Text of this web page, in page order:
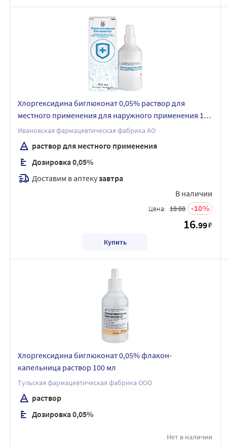
Хлоргексидина биглюконат 0,05% раствор для
местного применения для наружного применения 100
мл флакон
Ивановская фармацевтическая фабрика АО
раствор для местного применения
Дозировка 0,05%
Доставим в аптекузавтра
В наличии
Цена: 18.88 10
16.99₽
Купить
Хлоргексидина биглюконат 0,05% флакон-
капельница раствор 100 мл
Тульская фармацевтическая фабрика ООО
раствор
Дозировка 0,05%
Нет в наличии